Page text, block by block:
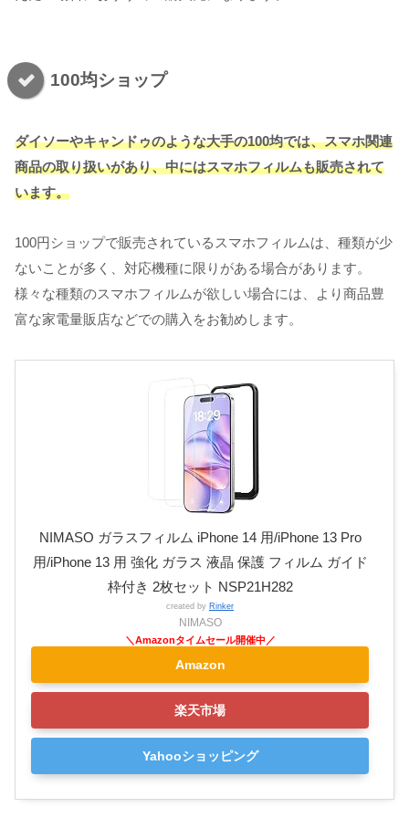
100均ショップ
ダイソーやキャンドゥのような大手の100均では、スマホ関連
商品の取り扱いがあり、中にはスマホフィルムも販売されて
います。
100円ショップで販売されているスマホフィルムは、種類が少
ないことが多く、対応機種に限りがある場合があります。
様々な種類のスマホフィルムが欲しい場合には、より商品豊
富な家電量販店などでの購入をお勧めします。
NIMASO ガラスフィルム iPhone 14 用/iPhone 13 Pro
用/iPhone 13 用 強化 ガラス 液晶 保護 フィルム ガイド
枠付き 2枚セット NSP21H282
created by Rinker
NIMASO
Amazon
楽天市場
Yahooショッピング